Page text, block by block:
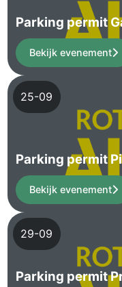
Parking permit
Bekijk evenement
25-09
Parking permit
Bekijk evenement
29-09
Parking permit